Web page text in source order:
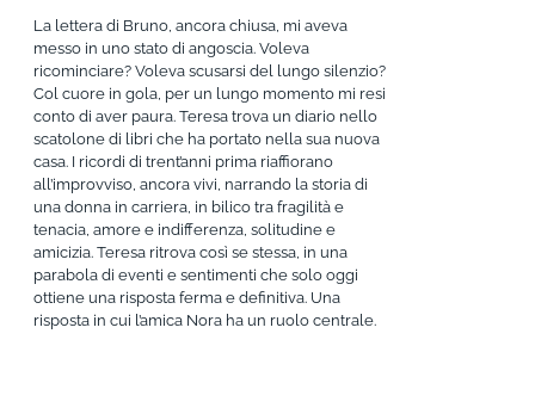
La lettera di Bruno, ancora chiusa, mi aveva
messo in uno stato di angoscia. Voleva
ricominciare? Voleva scusarsi del lungo silenzio?
Col cuore in gola, per un lungo momento mi resi
conto di aver paura. Teresa trova un diario nello
scatolone di libri che ha portato nella sua nuova
casa. I ricordi di trent’anni prima riaffiorano
all’improvviso, ancora vivi, narrando la storia di
una donna in carriera, in bilico tra fragilità e
tenacia, amore e indifferenza, solitudine e
amicizia. Teresa ritrova così se stessa, in una
parabola di eventi e sentimenti che solo oggi
ottiene una risposta ferma e definitiva. Una
risposta in cui l’amica Nora ha un ruolo centrale.